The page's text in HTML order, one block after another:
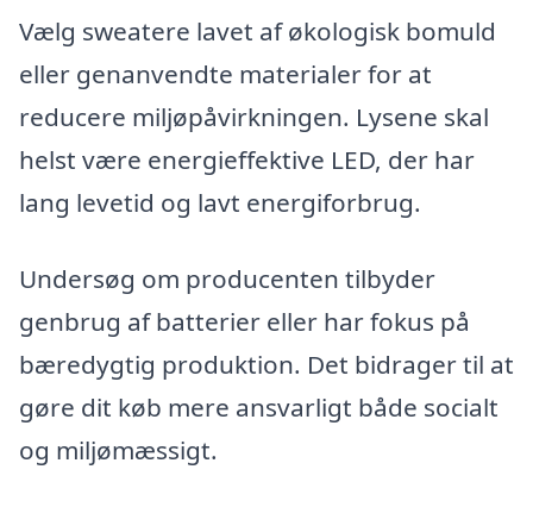
Vælg sweatere lavet af økologisk bomuld
eller genanvendte materialer for at
reducere miljøpåvirkningen. Lysene skal
helst være energieffektive LED, der har
lang levetid og lavt energiforbrug.
Undersøg om producenten tilbyder
genbrug af batterier eller har fokus på
bæredygtig produktion. Det bidrager til at
gøre dit køb mere ansvarligt både socialt
og miljømæssigt.